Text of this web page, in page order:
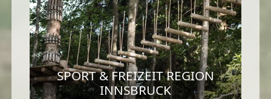
SPORT & FREIZEIT REGION
INNSBRUCK